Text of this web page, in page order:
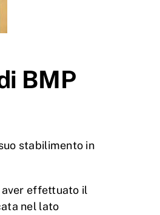
BMP
stabilimento in
aver effettuato il
nel lato